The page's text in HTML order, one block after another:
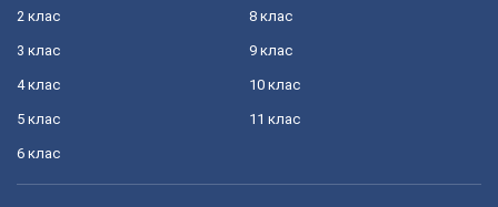
2 клас
3 клас
4 клас
5 клас
6 клас
8 клас
9 клас
10 клас
11 клас